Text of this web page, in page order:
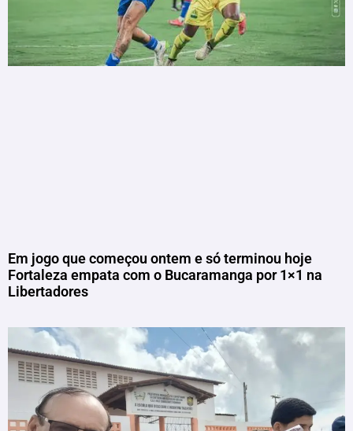
Em jogo que começou ontem e só terminou hoje
Fortaleza empata com o Bucaramanga por 1×1 na
Libertadores